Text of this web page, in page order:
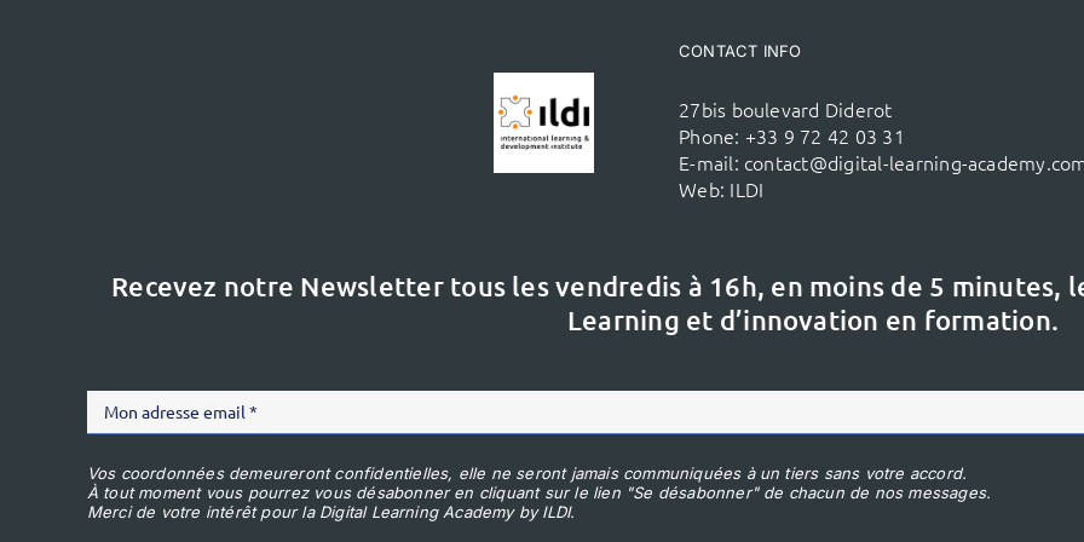
CONTACT INFO
27bis boulevard Diderot
Phone: +33 9 72 42 03 31
E-mail: contact@digital-learning-
Web: ILDI
Recevez notre Newsletter tous les vendredis à 16h, en moins de 5 minutes,
Learning et d’innovation en formation.
Vos coordonnées demeureront confidentielles, elle ne seront jamais communiquées à un tiers sans votre accord.
À tout moment vous pourrez vous désabonner en cliquant sur le lien "Se désabonner" de chacun de nos messages.
Merci de votre intérêt pour la Digital Learning Academy by ILDI.